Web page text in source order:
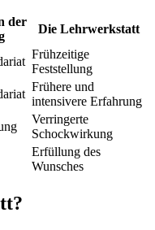
der
Die Lehrwerkstatt
Frühzeitige
Feststellung
Frühere und
intensivere Erfahrung
Verringerte
Schockwirkung
Erfüllung des
Wunsches